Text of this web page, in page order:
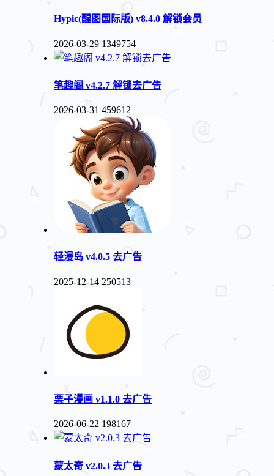
Hypic(醒图国际版) v8.4.0 解锁会员
2026-03-29 1349754
笔趣阁 v4.2.7 解锁去广告
2026-03-31 459612
轻漫岛 v4.0.5 去广告
2025-12-14 250513
栗子漫画 v1.1.0 去广告
2026-06-22 198167
蒙太奇 v2.0.3 去广告